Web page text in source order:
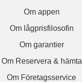
Om appen
Om lågprisfilosofin
Om garantier
Om Reservera & hämta
Om Företagsservice